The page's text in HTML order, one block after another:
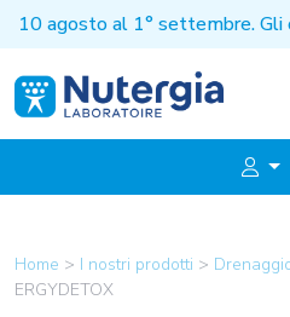
agosto al 1° settembre. Gli
Home > I nostri prodotti >
ERGYDETOX